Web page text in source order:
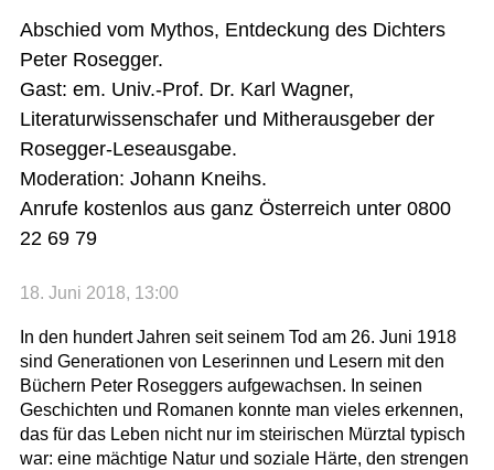
Abschied vom Mythos, Entdeckung des Dichters
Peter Rosegger.
Gast: em. Univ.-Prof. Dr. Karl Wagner,
Literaturwissenschafer und Mitherausgeber der
Rosegger-Leseausgabe.
Moderation: Johann Kneihs.
Anrufe kostenlos aus ganz Österreich unter 0800
22 69 79
18. Juni 2018, 13:00
In den hundert Jahren seit seinem Tod am 26. Juni 1918
sind Generationen von Leserinnen und Lesern mit den
Büchern Peter Roseggers aufgewachsen. In seinen
Geschichten und Romanen konnte man vieles erkennen,
das für das Leben nicht nur im steirischen Mürztal typisch
war: eine mächtige Natur und soziale Härte, den strengen